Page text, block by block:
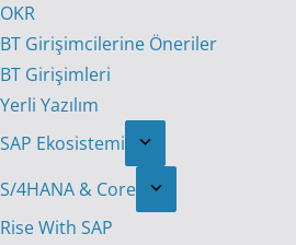
OKR
BT Girişimcilerine Öneriler
BT Girişimleri
Yerli Yazılım
SAP Ekosistemi
S/4HANA & Core
Rise With SAP